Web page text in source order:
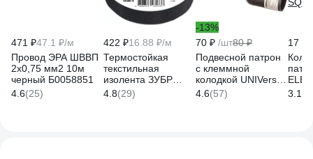
471 ₽47.1 ₽/м
Провод ЭРА ШВВП
2x0,75 мм2 10м
черный Б0058851
4.6(25)
422 ₽16.88 ₽/м
Термостойкая
текстильная
изолента ЗУБР
Авто-Жгут 19 мм х
25 м 1236-2
4.8(29)
-13%
70 ₽ /шт80 ₽
Подвесной патрон
с клеммной
колодкой UNIVersal
Е27 термопластик
4А 250В черный
4.6(57)
17 ₽
3.1